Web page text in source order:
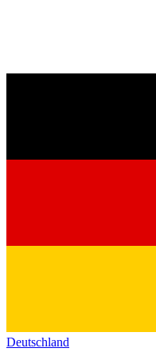
Deutschland